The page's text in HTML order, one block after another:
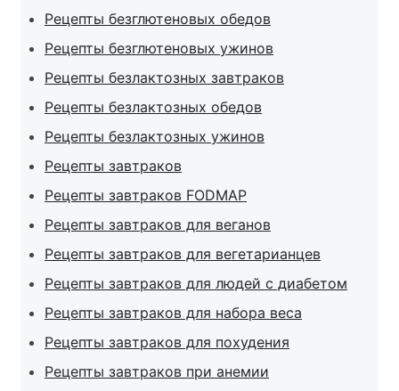
Рецепты безглютеновых обедов
Рецепты безглютеновых ужинов
Рецепты безлактозных завтраков
Рецепты безлактозных обедов
Рецепты безлактозных ужинов
Рецепты завтраков
Рецепты завтраков FODMAP
Рецепты завтраков для веганов
Рецепты завтраков для вегетарианцев
Рецепты завтраков для людей с диабетом
Рецепты завтраков для набора веса
Рецепты завтраков для похудения
Рецепты завтраков при анемии